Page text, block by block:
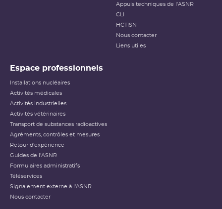
Appuis techniques de l'ASNR
CLI
HCTISN
Nous contacter
Liens utiles
Espace professionnels
Installations nucléaires
Activités médicales
Activités industrielles
Activités vétérinaires
Transport de substances radioactives
Agréments, contrôles et mesures
Retour d'expérience
Guides de l'ASNR
Formulaires administratifs
Téléservices
Signalement externe à l'ASNR
Nous contacter